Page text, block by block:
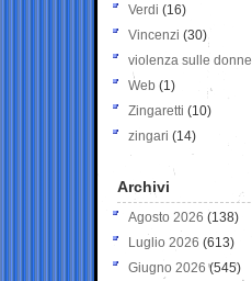
Verdi (16)
Vincenzi (30)
violenza sulle donne
Web (1)
Zingaretti (10)
zingari (14)
Archivi
Agosto 2026 (138)
Luglio 2026 (613)
Giugno 2026 (545)